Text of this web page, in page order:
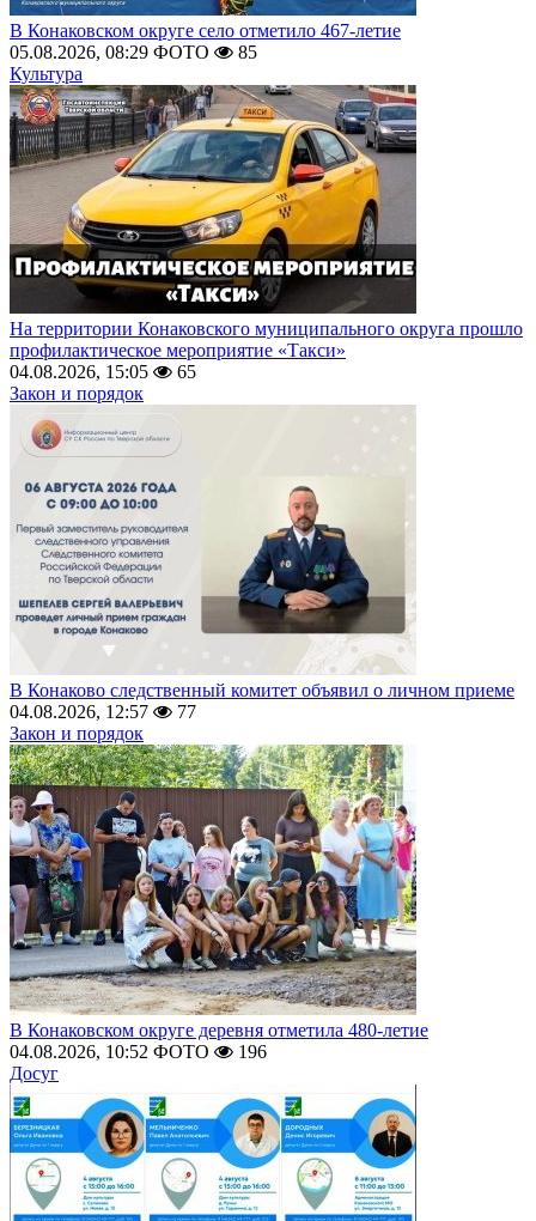
В Конаковском округе село отметило 467-летие
05.08.2026, 08:29 ФОТО
85
Культура
На территории Конаковского муниципального округа прошло
профилактическое мероприятие «Такси»
04.08.2026, 15:05
65
Закон и порядок
В Конаково следственный комитет объявил о личном приеме
04.08.2026, 12:57
77
Закон и порядок
В Конаковском округе деревня отметила 480-летие
04.08.2026, 10:52 ФОТО
196
Досуг